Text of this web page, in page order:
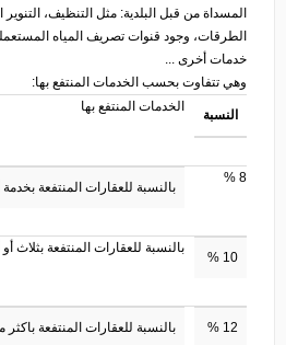
المسداة من قبل البلدية: مثل التنظيف، التنوير
الطرقات، وجود قنوات تصريف المياه
خدمات أخرى ...
وهي تتفاوت بحسب الخدمات المنتفع بها:
النسبة
الخدمات المنتفع بها
8 %
بالنسبة للعقارات المنتفعة
10 %
بالنسبة للعقارات المنتفعة بثلاث
12 % بالنسبة للعقارات المنتفعة